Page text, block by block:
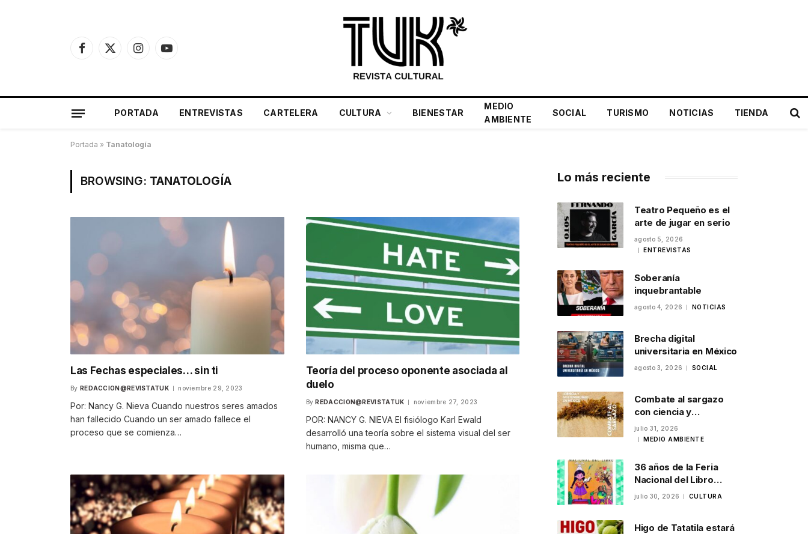
Facebook
X
InstagramYouTube
PORTADA ENTREVISTAS CARTELERA CULTURA BIENESTAR
MEDIO
AMBIENTE
SOCIAL TURISMO NOTICIAS TIENDA
Portada » Tanatología
BROWSING: TANATOLOGÍA
Las Fechas especiales… sin ti
By REDACCION@REVISTATUK noviembre 29, 2023
Por: Nancy G. Nieva Cuando nuestros seres amados
han fallecido Cuando un ser amado fallece el
proceso que se comienza…
Teoría del proceso oponente asociada al
duelo
By REDACCION@REVISTATUK noviembre 27, 2023
POR: NANCY G. NIEVA El fisiólogo Karl Ewald
desarrolló una teoría sobre el sistema visual del ser
humano, misma que…
Lo más reciente
Teatro Pequeño es el
arte de jugar en serio
agosto 5, 2026
ENTREVISTAS
Soberanía
inquebrantable
agosto 4, 2026 NOTICIAS
Brecha digital
universitaria en México
agosto 3, 2026 SOCIAL
Combate al sargazo
con ciencia y
sostenibilidad en
México
julio 31, 2026
MEDIO AMBIENTE
36 años de la Feria
Nacional del Libro
Infantil y Juvenil en
julio 30, 2026 CULTURA
Higo de Tatatila estará